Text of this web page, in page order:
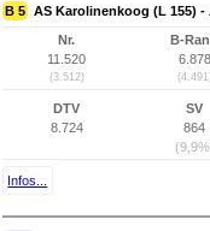
B 5 AS Karolinenkoog (L 155) -
Nr.
11.520
(3.512)
B-
6.878
DTV
8.724
SV
864
Infos...